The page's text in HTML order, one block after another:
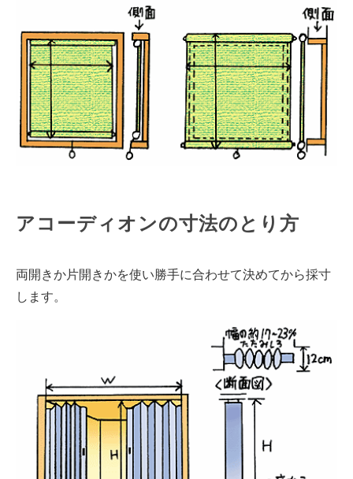
アコーディオンの寸法のとり方
両開きか片開きかを使い勝手に合わせて決めてから採寸
します。